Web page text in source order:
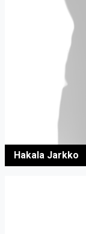
Hakala Jarkko